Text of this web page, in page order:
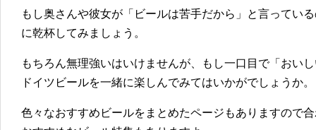
もし奥さんや彼女が「ビールは苦手だから」と言ってい
に乾杯してみましょう。
もちろん無理強いはいけませんが、もし一口目で「おい
ドイツビールを一緒に楽しんでみてはいかがでしょうか。
色々なおすすめビールをまとめたページもありますので